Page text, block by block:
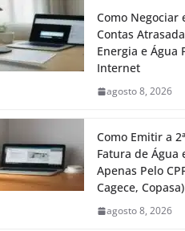
Como Negociar
Contas
Energia e Água
Internet
agosto 8, 2026
Como Emitir a
Fatura de Água
Apenas Pelo
Cagece, Copasa)
agosto 8, 2026